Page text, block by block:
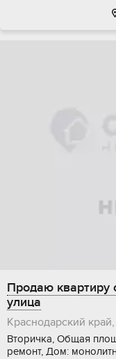
Продаю квартиру
улица
Краснодарский
Вторичка, Общая
ремонт, Дом: